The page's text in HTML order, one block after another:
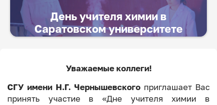
День учителя химии в
Саратовском университете
Уважаемые коллеги!
СГУ имени Н.Г. Чернышевского приглашает Вас
принять участие в «Дне учителя химии в